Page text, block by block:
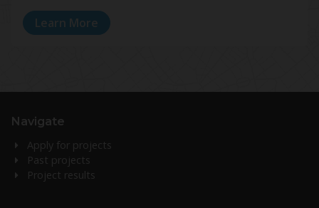
Learn More
Navigate
Apply for projects
Past projects
Project results